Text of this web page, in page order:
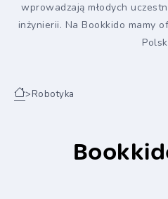
wprowadzają młodych
inżynierii. Na Bookkido mamy
>Robotyka